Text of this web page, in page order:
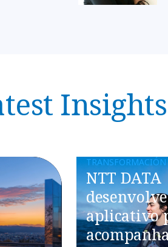
Insights
NTT DATA
desenvolve
aplicativo